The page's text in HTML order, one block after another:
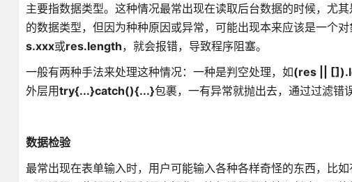
主要指数据类型。这种情况最常出现在读取后台数据的时候，尤
的数据类型，但因为种种原因或异常，可能出现本来应该是一个
s.xxx或res.length，就会报错，导致程序阻塞。
一般有两种手法来处理这种情况：一种是判空处理，如(res ||
外层用try{...}catch(){...}包裹，一有异常就抛出去，通过过滤错
数据检验
最常出现在表单输入时，用户可能输入各种各样奇怪的东西，比